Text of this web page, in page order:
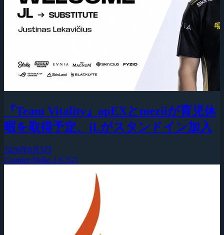
『Team Vitality』apEXとmeziiが育児休
暇を取得予定、jLがスタンドイン加入
2026年8月5日
Counter-Strike 2 (CS2)